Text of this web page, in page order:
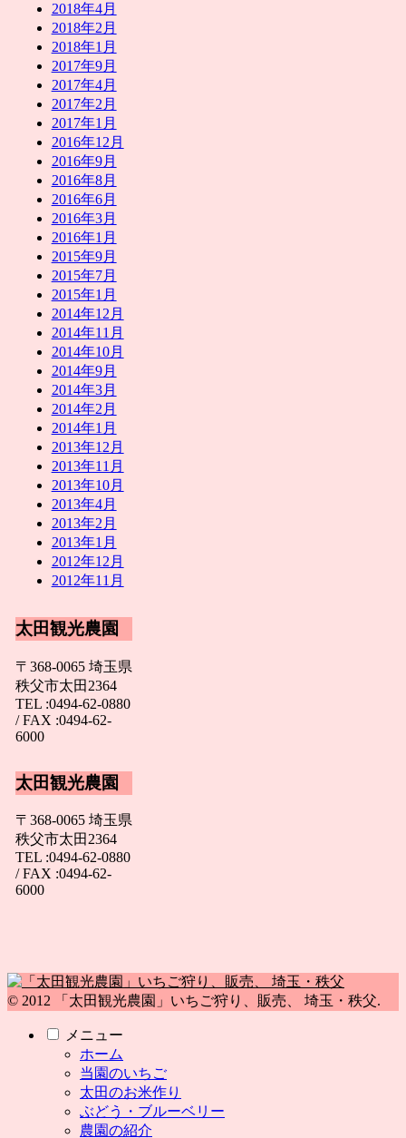
2018年4月
2018年2月
2018年1月
2017年9月
2017年4月
2017年2月
2017年1月
2016年12月
2016年9月
2016年8月
2016年6月
2016年3月
2016年1月
2015年9月
2015年7月
2015年1月
2014年12月
2014年11月
2014年10月
2014年9月
2014年3月
2014年2月
2014年1月
2013年12月
2013年11月
2013年10月
2013年4月
2013年2月
2013年1月
2012年12月
2012年11月
太田観光農園
〒368-0065 埼玉県
秩父市太田2364
TEL :0494-62-0880
/ FAX :0494-62-
6000
太田観光農園
〒368-0065 埼玉県
秩父市太田2364
TEL :0494-62-0880
/ FAX :0494-62-
6000
© 2012 「太田観光農園」いちご狩り、販売、 埼玉・秩父.
メニュー
ホーム
当園のいちご
太田のお米作り
ぶどう・ブルーベリー
農園の紹介